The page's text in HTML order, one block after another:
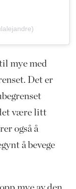
mye med
Det er
være litt
også å
å bevege